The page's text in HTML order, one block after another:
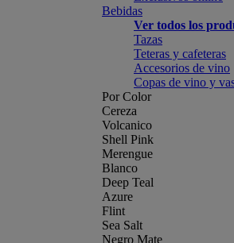
Bebidas
Ver todos los
Tazas
Teteras y cafeteras
Accesorios de vino
Copas de vino y
Por Color
Cereza
Volcanico
Shell Pink
Merengue
Blanco
Deep Teal
Azure
Flint
Sea Salt
Negro Mate